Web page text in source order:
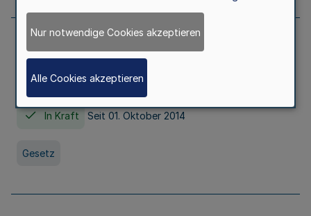
Gesetz über die Hochschulen des Landes
Nordrhein-Westfalen (Hochschulgesetz -
HG)
In Kraft Seit 01. Oktober 2014
Gesetz
Nur notwendige Cookies akzeptieren
Alle Cookies akzeptieren